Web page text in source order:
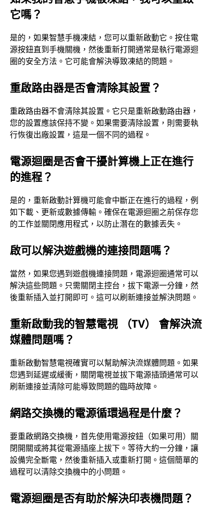
它嗎？
是的，如果智慧手機凍結，您可以重新啟動它。按住電
源按鈕直到手機關機，然後重新打開通常是執行電源迴
圈的安全方法。它可能會解決導致凍結的問題。
重啟路由器是否會清除其設置？
重啟路由器不會清除其設置。它只是重新啟動路由器，
您的設置應該保持不變。如果需要清除設置，則需要執
行恢復出廠設置，這是一個不同的過程。
電源迴圈是否會干擾計算機上正在進行
的進程？
是的，重新啟動計算機可能會中斷正在進行的過程，例
如下載、更新或數據傳輸。確保在電源迴圈之前保存您
的工作並關閉應用程式，以防止潛在的數據丟失。
啟可以解決遊戲機的連接問題嗎？
當然，如果您遇到遊戲機連接問題，電源迴圈通常可以
解決這些問題。只需關閉主控台，拔下電源一分鐘，然
後重新插入並打開即可。這可以刷新連接並解決問題。
重新啟動我的智慧電視 （TV） 會解決流
媒體問題嗎？
重新啟動智慧電視確實可以幫助解決流媒體問題。如果
您遇到延遲或緩衝，關閉電視並拔下電源插頭通常可以
刷新連接並清除可能導致問題的臨時故障。
網路交換機的電源循環過程是什麼？
要重啟網路交換機，首先使用電源按鈕（如果可用）關
閉開關或將其從電源插座上拔下。等待大約一分鐘，讓
設備完全斷電，然後重新插入或重新打開。這個簡單的
過程可以清除交換機中的小問題。
電源迴圈是否有助於解決印表機問題？